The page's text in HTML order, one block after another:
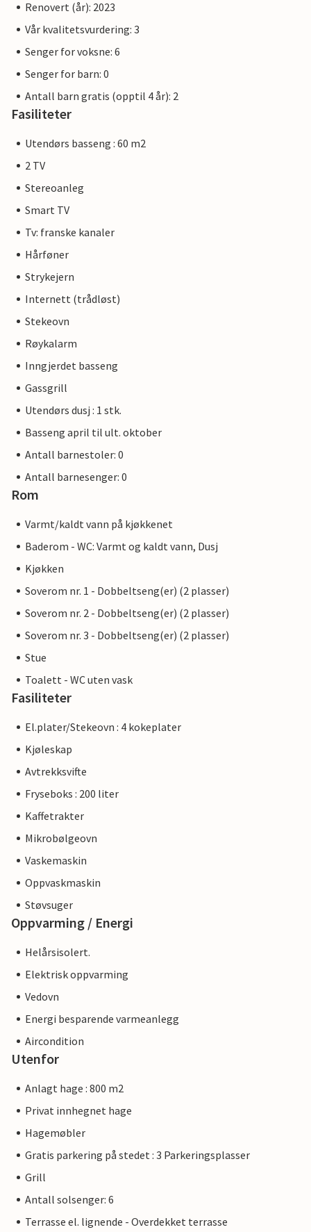
Renovert (år): 2023
Vår kvalitetsvurdering: 3
Senger for voksne: 6
Senger for barn: 0
Antall barn gratis (opptil 4 år): 2
Fasiliteter
Utendørs basseng : 60 m2
2 TV
Stereoanleg
Smart TV
Tv: franske kanaler
Hårføner
Strykejern
Internett (trådløst)
Stekeovn
Røykalarm
Inngjerdet basseng
Gassgrill
Utendørs dusj : 1 stk.
Basseng april til ult. oktober
Antall barnestoler: 0
Antall barnesenger: 0
Rom
Varmt/kaldt vann på kjøkkenet
Baderom - WC: Varmt og kaldt vann, Dusj
Kjøkken
Soverom nr. 1 - Dobbeltseng(er) (2 plasser)
Soverom nr. 2 - Dobbeltseng(er) (2 plasser)
Soverom nr. 3 - Dobbeltseng(er) (2 plasser)
Stue
Toalett - WC uten vask
Fasiliteter
El.plater/Stekeovn : 4 kokeplater
Kjøleskap
Avtrekksvifte
Fryseboks : 200 liter
Kaffetrakter
Mikrobølgeovn
Vaskemaskin
Oppvaskmaskin
Støvsuger
Oppvarming / Energi
Helårsisolert.
Elektrisk oppvarming
Vedovn
Energi besparende varmeanlegg
Aircondition
Utenfor
Anlagt hage : 800 m2
Privat innhegnet hage
Hagemøbler
Gratis parkering på stedet : 3 Parkeringsplasser
Grill
Antall solsenger: 6
Terrasse el. lignende - Overdekket terrasse